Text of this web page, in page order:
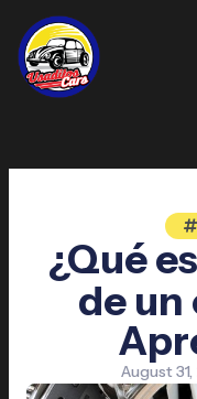
content
¿Qué
de un
August